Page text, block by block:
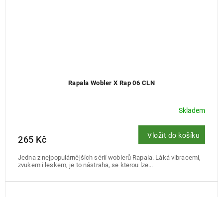
Rapala Wobler X Rap 06 CLN
Skladem
265 Kč Vložit do košíku
Jedna z nejpopulárnějších sérií woblerů Rapala. Láká vibracemi,
zvukem i leskem, je to nástraha, se kterou lze...